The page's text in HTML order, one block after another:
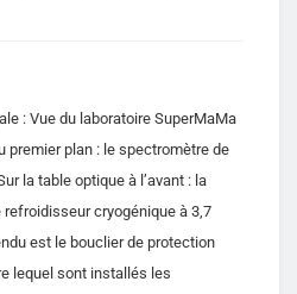
: Vue du laboratoire SuperMaMa
premier plan : le spectromètre de
la table optique à l’avant : la
cryogénique à 3,7
est le bouclier de protection
lequel sont installés les